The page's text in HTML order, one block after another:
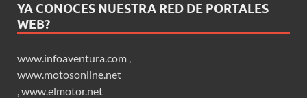
YA CONOCES NUESTRA RED DE PORTALES
WEB?
www.infoaventura.com
www.motosonline.net
www.elmotor.net